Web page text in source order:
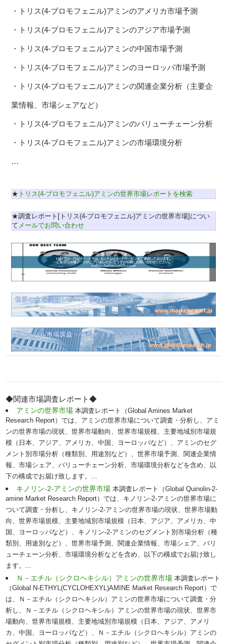
・トリス(4-ブロモフェニル)アミンのアメリカ市場予測
・トリス(4-ブロモフェニル)アミンのアジア市場予測
・トリス(4-ブロモフェニル)アミンの中国市場予測
・トリス(4-ブロモフェニル)アミンのヨーロッパ市場予測
・トリス(4-ブロモフェニル)アミンの関連企業分析（主要企
業情報、市場シェアなど）
・トリス(4-ブロモフェニル)アミンのバリューチェーン分析
・トリス(4-ブロモフェニル)アミンの市場環境分析
…
★ トリス(4-ブロモフェニル)アミンの世界市場レポートを検索
★調査レポート[トリス(4-ブロモフェニル)アミンの世界市場]につい
て メールでお問い合わせ
◆関連市場調査レポート◆
アミンの世界市場本調査レポート（Global Amines Market
Research Report）では、アミンの世界市場について調査・分析し、アミ
ンの世界市場の現状、世界市場動向、世界市場規模、主要地域別市場規
模（日本、アジア、アメリカ、中国、ヨーロッパなど）、アミンのセグ
メント別市場分析（種類別、用途別など）、世界市場予測、関連企業情
報、市場シェア、バリューチェーン分析、市場環境分析などを含め、以
下の構成でお届け致します。...
キノリン-2-アミンの世界市場本調査レポート（Global Quinolin-2-
amine Market Research Report）では、キノリン-2-アミンの世界市場に
ついて調査・分析し、キノリン-2-アミンの世界市場の現状、世界市場動
向、世界市場規模、主要地域別市場規模（日本、アジア、アメリカ、中
国、ヨーロッパなど）、キノリン-2-アミンのセグメント別市場分析（種
類別、用途別など）、世界市場予測、関連企業情報、市場シェア、バリ
ューチェーン分析、市場環境分析などを含め、以下の構成でお届け致し
ます。...
Ｎ－エチル（シクロヘキシル）アミンの世界市場本調査レポート
（Global N-ETHYL(CYCLOHEXYL)AMINE Market Research Report）で
は、Ｎ－エチル（シクロヘキシル）アミンの世界市場について調査・分
析し、Ｎ－エチル（シクロヘキシル）アミンの世界市場の現状、世界市
場動向、世界市場規模、主要地域別市場規模（日本、アジア、アメリ
カ、中国、ヨーロッパなど）、Ｎ－エチル（シクロヘキシル）アミンの